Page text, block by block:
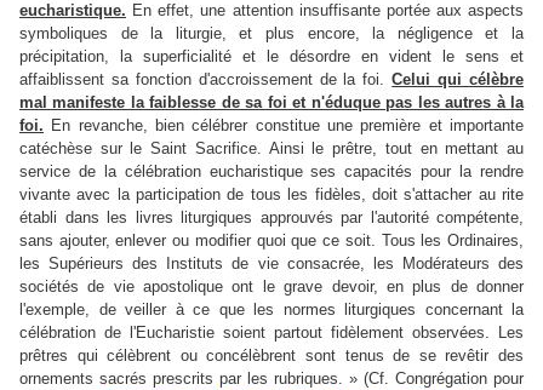
eucharistique. En effet, une attention insuffisante portée aux aspects
symboliques de la liturgie, et plus encore, la négligence et la
précipitation, la superficialité et le désordre en vident le sens et
affaiblissent sa fonction d'accroissement de la foi.Celui qui célèbre
mal manifeste la faiblesse de sa foi et n'éduque pas les autres à la
foi. En revanche, bien célébrer constitue une première et importante
catéchèse sur le Saint Sacrifice. Ainsi le prêtre, tout en mettant au
service de la célébration eucharistique ses capacités pour la rendre
vivante avec la participation de tous les fidèles, doit s'attacher au rite
établi dans les livres liturgiques approuvés par l'autorité compétente,
sans ajouter, enlever ou modifier quoi que ce soit. Tous les Ordinaires,
les Supérieurs des Instituts de vie consacrée, les Modérateurs des
sociétés de vie apostolique ont le grave devoir, en plus de donner
l'exemple, de veiller à ce que les normes liturgiques concernant la
célébration de l'Eucharistie soient partout fidèlement observées. Les
prêtres qui célèbrent ou concélèbrent sont tenus de se revêtir des
ornements sacrés prescrits par les rubriques. » (Cf. Congrégation pour